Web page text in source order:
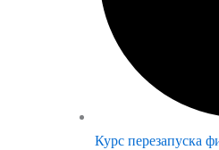
Курс перезапуска